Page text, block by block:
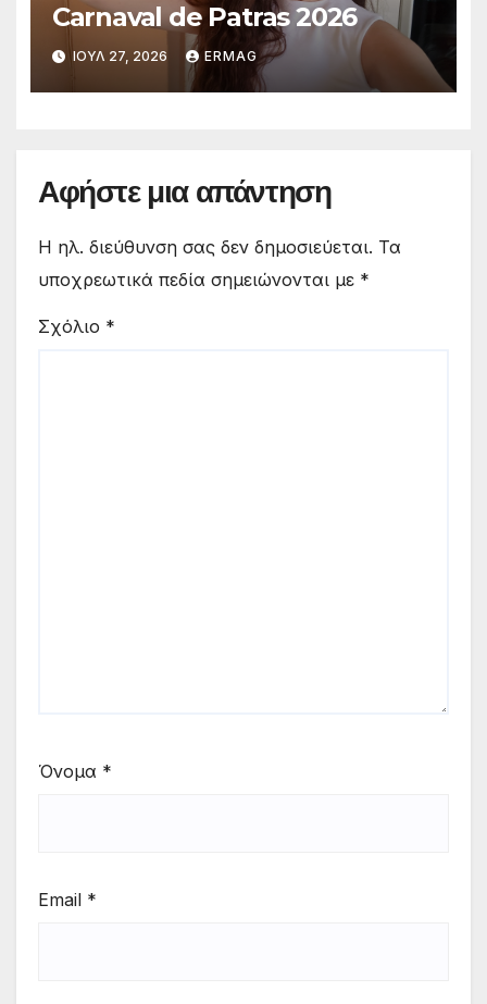
Carnaval de Patras 2026
ΙΟΎΛ 27, 2026 ERMAG
Αφήστε μια απάντηση
Η ηλ. διεύθυνση σας δεν δημοσιεύεται. Τα
υποχρεωτικά πεδία σημειώνονται με *
Σχόλιο *
Όνομα *
Email *